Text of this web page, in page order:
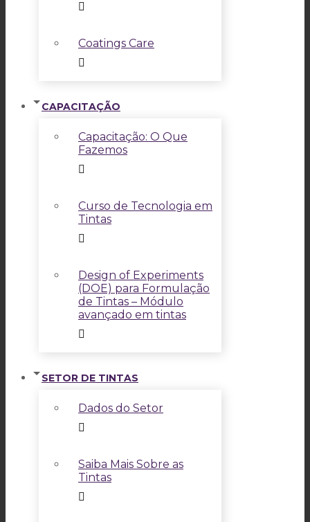
Coatings Care
CAPACITAÇÃO
Capacitação: O Que
Fazemos
Curso de Tecnologia em
Tintas
Design of Experiments
(DOE) para Formulação
de Tintas – Módulo
avançado em tintas
SETOR DE TINTAS
Dados do Setor
Saiba Mais Sobre as
Tintas